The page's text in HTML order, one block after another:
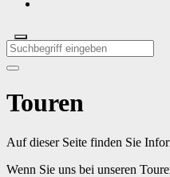
Touren
Auf dieser Seite finden Sie
Wenn Sie uns bei unseren